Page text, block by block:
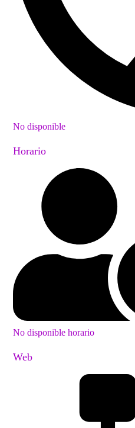
No disponible
Horario
No disponible horario
Web